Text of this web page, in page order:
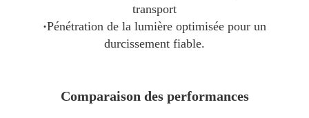
transport
·Pénétration de la lumière optimisée pour un
durcissement fiable.
Comparaison des performances